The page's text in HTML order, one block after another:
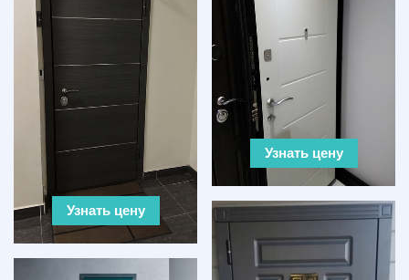
Узнать цену
Узнать цену